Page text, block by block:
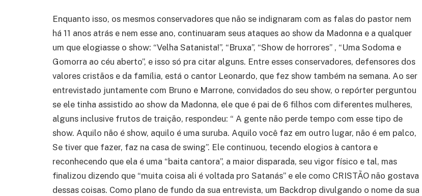
Enquanto isso, os mesmos conservadores que não se indignaram com as falas do pastor nem
há 11 anos atrás e nem esse ano, continuaram seus ataques ao show da Madonna e a qualquer
um que elogiasse o show: “Velha Satanista!”, “Bruxa”, “Show de horrores” , “Uma Sodoma e
Gomorra ao céu aberto”, e isso só pra citar alguns. Entre esses conservadores, defensores dos
valores cristãos e da família, está o cantor Leonardo, que fez show também na semana. Ao ser
entrevistado juntamente com Bruno e Marrone, convidados do seu show, o repórter perguntou
se ele tinha assistido ao show da Madonna, ele que é pai de 6 filhos com diferentes mulheres,
alguns inclusive frutos de traição, respondeu: “ A gente não perde tempo com esse tipo de
show. Aquilo não é show, aquilo é uma suruba. Aquilo você faz em outro lugar, não é em palco,
Se tiver que fazer, faz na casa de swing”. Ele continuou, tecendo elogios à cantora e
reconhecendo que ela é uma “baita cantora”, a maior disparada, seu vigor físico e tal, mas
finalizou dizendo que “muita coisa ali é voltada pro Satanás” e ele como CRISTÃO não gostava
dessas coisas. Como plano de fundo da sua entrevista, um Backdrop divulgando o nome da sua